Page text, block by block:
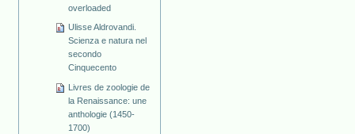
overloaded
Ulisse Aldrovandi.
Scienza e natura nel
secondo
Cinquecento
Livres de zoologie de
la Renaissance: une
anthologie (1450-
1700)